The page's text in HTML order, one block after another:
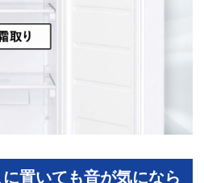
置いても音が気になら